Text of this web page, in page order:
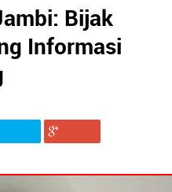
Bijak
Informasi